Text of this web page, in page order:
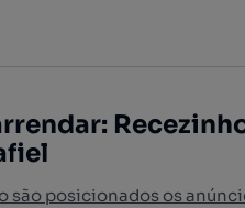
são posicionados os